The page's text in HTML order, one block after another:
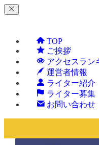
TOP
ご挨拶
アクセスラン
運営者情報
ライター紹介
ライター募集
お問い合わせ